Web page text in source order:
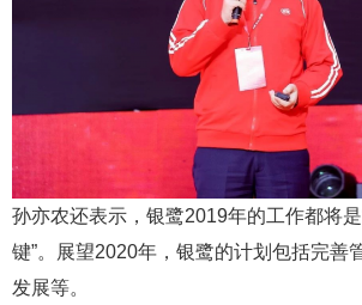
孙亦农还表示，银鹭2019年的工作都将
键”。展望2020年，银鹭的计划包括完善
发展等。